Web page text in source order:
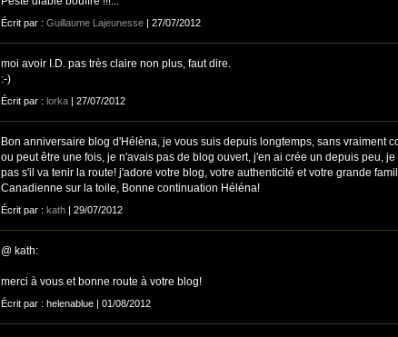
Écrit par : Guillaume Lajeunesse | 27/07/2012
moi avoir I.D. pas très claire non plus, faut dire.
:-)
Écrit par : lorka | 27/07/2012
Bon anniversaire blog d'Hélèna, je vous suis depuis longtemps, sans vraiment
ou peut être une fois, je n'avais pas de blog ouvert, j'en ai crée un depuis peu, je
pas s'il va tenir la route! j'adore votre blog, votre authenticité et votre grande
Canadienne sur la toile, Bonne continuation Héléna!
Écrit par : kath | 29/07/2012
@ kath:
merci à vous et bonne route à votre blog!
Écrit par : helenablue | 01/08/2012